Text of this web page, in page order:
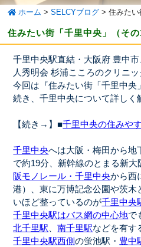
ホーム >SELCYブログ >住みたい
住みたい街「千里中央」（その
千里中央駅直結・大阪府 豊中
人秀明会 杉浦こころのクリニッ
今回は『住みたい街「千里中央
続き、千里中央について詳しく
【続き→】■千里中央の住みや
千里中央へは大阪・梅田から地
で約19分、新幹線のとまる新
阪モノレール・千里中央から西
港）、東に万博記念公園や茨木
いほど整っているのが千里中央
千里中央駅はバス網の中心地で
北千里駅、南千里駅などを有す
千里中央駅西側の蛍池駅・ 豊中